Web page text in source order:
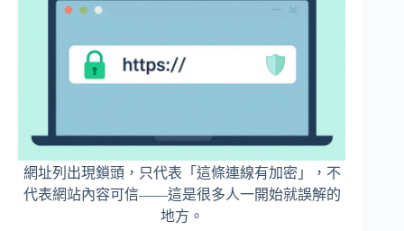
網址列出現鎖頭，只代表「這條連線有加密」，不
代表網站內容可信——這是很多人一開始就誤解的
地方。